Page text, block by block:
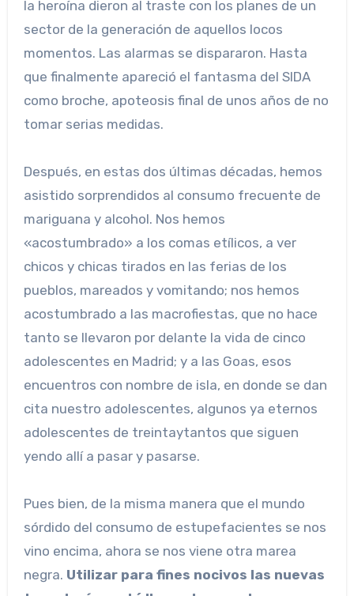
la heroína dieron al traste con los planes de un
sector de la generación de aquellos locos
momentos. Las alarmas se dispararon. Hasta
que finalmente apareció el fantasma del SIDA
como broche, apoteosis final de unos años de no
tomar serias medidas.
Después, en estas dos últimas décadas, hemos
asistido sorprendidos al consumo frecuente de
mariguana y alcohol. Nos hemos
«acostumbrado» a los comas etílicos, a ver
chicos y chicas tirados en las ferias de los
pueblos, mareados y vomitando; nos hemos
acostumbrado a las macrofiestas, que no hace
tanto se llevaron por delante la vida de cinco
adolescentes en Madrid; y a las Goas, esos
encuentros con nombre de isla, en donde se dan
cita nuestro adolescentes, algunos ya eternos
adolescentes de treintaytantos que siguen
yendo allí a pasar y pasarse.
Pues bien, de la misma manera que el mundo
sórdido del consumo de estupefacientes se nos
vino encima, ahora se nos viene otra marea
negra. Utilizar para fines nocivos las nuevas